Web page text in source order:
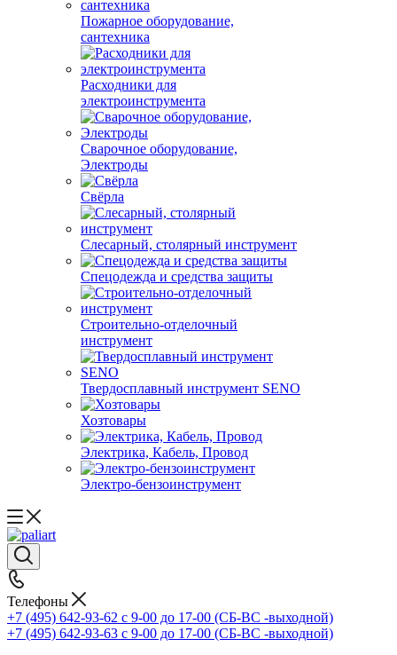
Пожарное оборудование,
сантехника
Расходники для
электроинструмента
Сварочное оборудование,
Электроды
Свёрла
Слесарный, столярный инструмент
Спецодежда и средства защиты
Строительно-отделочный
инструмент
Твердосплавный инструмент SENO
Хозтовары
Электрика, Кабель, Провод
Электро-бензоинструмент
Телефоны
+7 (495) 642-93-62 c 9-00 до 17-00 (СБ-ВС -выходной)
+7 (495) 642-93-63 c 9-00 до 17-00 (СБ-ВС -выходной)